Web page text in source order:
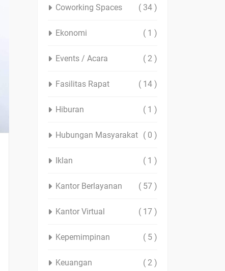
Coworking Spaces ( 34 )
Ekonomi ( 1 )
Events / Acara ( 2 )
Fasilitas Rapat ( 14 )
Hiburan ( 1 )
Hubungan Masyarakat ( 0 )
Iklan ( 1 )
Kantor Berlayanan ( 57 )
Kantor Virtual ( 17 )
Kepemimpinan ( 5 )
Keuangan ( 2 )